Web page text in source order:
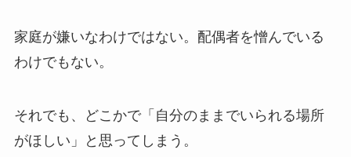
家庭が嫌いなわけではない。配偶者を憎んでいる
わけでもない。
それでも、どこかで「自分のままでいられる場所
がほしい」と思ってしまう。